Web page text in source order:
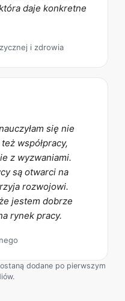
daje konkretne
i zdrowia
się nie
współpracy,
z wyzwaniami.
są otwarci na
rozwojowi.
jestem dobrze
rynek pracy.
dodane po pierwszym